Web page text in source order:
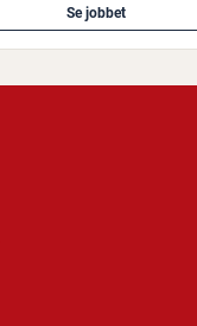
Se jobbet